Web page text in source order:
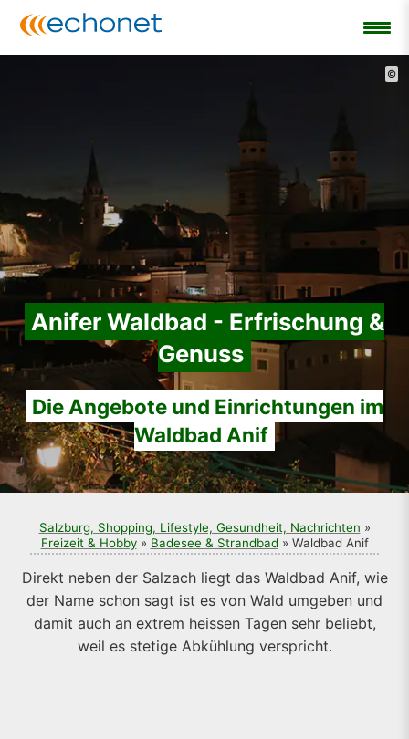
Anifer Waldbad - Erfrischung &
Genuss
Die Angebote und Einrichtungen im
Waldbad Anif
©
Salzburg, Shopping, Lifestyle, Gesundheit, Nachrichten »
Freizeit & Hobby» Badesee & Strandbad » Waldbad Anif
Direkt neben der Salzach liegt das Waldbad Anif, wie
der Name schon sagt ist es von Wald umgeben und
damit auch an extrem heissen Tagen sehr beliebt,
weil es stetige Abkühlung verspricht.